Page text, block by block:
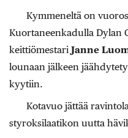
Kymmeneltä on
Kuortaneenkadulla Dylan
keittiömestari Janne
lounaan jälkeen
kyytiin.
Kotavuo jättää
styroksilaatikon uutta